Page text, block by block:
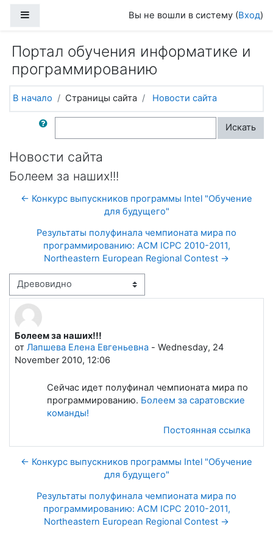
Вы не вошли в систему (Вход)
Портал обучения информатике и
программированию
В начало Страницы сайта Новости сайта
Поиск по форумам Искать
Новости сайта
Болеем за наших!!!
← Конкурс выпускников программы Intel "Обучение
для будущего"
Результаты полуфинала чемпионата мира по
программированию: ACM ICPC 2010-2011,
Northeastern European Regional Contest →
Режим отображения
Болеем за наших!!!
от Лапшева Елена Евгеньевна - Wednesday, 24
November 2010, 12:06
Количество ответов: 0
Сейчас идет полуфинал чемпионата мира по
программированию. Болеем за саратовские
команды!
Постоянная ссылка
← Конкурс выпускников программы Intel "Обучение
для будущего"
Результаты полуфинала чемпионата мира по
программированию: ACM ICPC 2010-2011,
Northeastern European Regional Contest →